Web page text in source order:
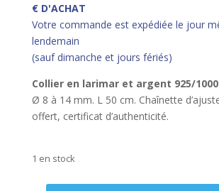
€ D'ACHAT
Votre commande est expédiée le jour
lendemain
(sauf dimanche et jours fériés)
Collier en larimar et argent 925/
Ø 8 à 14 mm. L 50 cm. Chaînette
offert, certificat d’authenticité.
1 en stock